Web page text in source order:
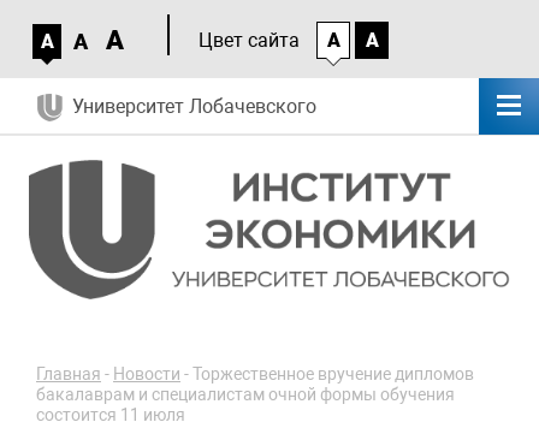
A A A Цвет сайта A A
Университет Лобачевского
Главная - Новости -Торжественное вручение дипломов
бакалаврам и специалистам очной формы обучения
состоится 11 июля